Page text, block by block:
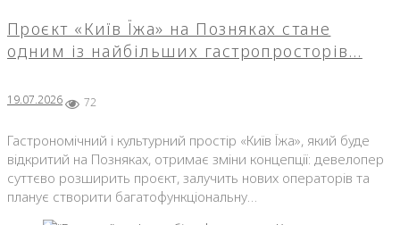
Проєкт «Київ Їжа» на Позняках стане
одним із найбільших гастропросторів…
19.07.2026 72
Гастрономічний і культурний простір «Київ Їжа», який буде
відкритий на Позняках, отримає зміни концепції: девелопер
суттєво розширить проєкт, залучить нових операторів та
планує створити багатофункціональну…